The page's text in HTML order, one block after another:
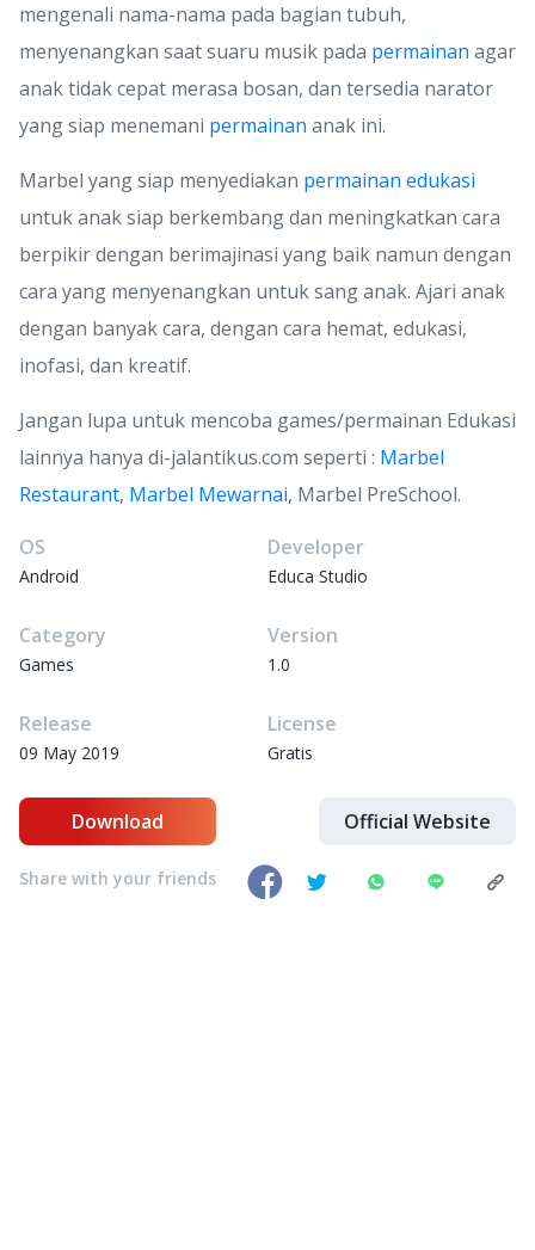
mengenali nama-nama pada bagian tubuh,
menyenangkan saat suaru musik pada permainan agar
anak tidak cepat merasa bosan, dan tersedia narator
yang siap menemani permainan anak ini.
Marbel yang siap menyediakan permainan edukasi
untuk anak siap berkembang dan meningkatkan cara
berpikir dengan berimajinasi yang baik namun dengan
cara yang menyenangkan untuk sang anak. Ajari anak
dengan banyak cara, dengan cara hemat, edukasi,
inofasi, dan kreatif.
Jangan lupa untuk mencoba games/permainan Edukasi
lainnya hanya di-jalantikus.com seperti : Marbel
Restaurant, Marbel Mewarnai, Marbel PreSchool.
OS
Android
Developer
Educa Studio
Category
Games
Version
1.0
Release
09 May 2019
License
Gratis
Download Official Website
Share with your friends